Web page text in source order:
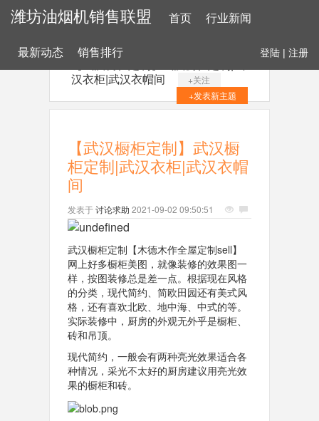
潍坊油烟机销售联盟 首页 行业新闻
最新动态 销售排行 登陆 | 注册
汉衣柜|武汉衣帽间
+关注
+发表新主题
【武汉橱柜定制】武汉橱
柜定制|武汉衣柜|武汉衣帽
间
发表于讨论求助 2021-09-02 09:50:51
武汉橱柜定制【木德木作全屋定制sell】
网上好多橱柜美图，就像装修的效果图一
样，按图装修总是差一点。根据现在风格
的分类，现代简约、简欧田园还有美式风
格，还有喜欢北欧、地中海、中式的等。
实际装修中，厨房的外观无外乎是橱柜、
砖和吊顶。
现代简约，一般会有两种亮光效果适合各
种情况，采光不太好的厨房建议用亮光效
果的橱柜和砖。